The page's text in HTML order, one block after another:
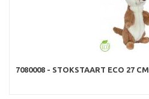
7080008 - STOKSTAART ECO 27 CM